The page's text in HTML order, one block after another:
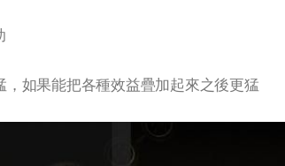
如果能把各種效益疊加起來之後更猛